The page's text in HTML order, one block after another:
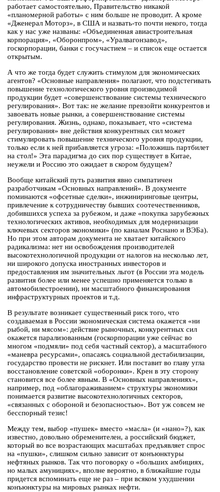
работает самостоятельно, Правительство никакой
«планомерной работы» с ним больше не проводит. А кроме
«Дженерал Моторз», в США и назвать-то почти некого, тогда
как у нас уже названы: «Объединенная авиастроительная
корпорация», «Оборонпром», «Уралвагонзавод»,
госкорпорации, банки с госучастием – и список еще остается
открытым.
А что же тогда будет служить стимулом для экономических
агентов? «Основные направления» полагают, что подстегивать
повышение технологического уровня производимой
продукции будет «совершенствование системы технического
регулирования». Вот так: не желание превзойти конкурентов и
завоевать новые рынки, а совершенствование системы
регулирования. Жизнь, однако, показывает, что «система
регулирования» вне действия конкурентных сил может
стимулировать повышение технического уровня продукции,
только если к ней прибавляется угроза: «Положишь партбилет
на стол!» Эта парадигма до сих пор существует в Китае,
неужели и Россию это ожидает в скором будущем?
Вообще китайский путь развития явно симпатичен
разработчикам «Основных направлений». В документе
поминаются «офсетные сделки», инжиниринговые центры,
привлечение к сотрудничеству бывших соотечественников,
добившихся успеха за рубежом, и даже «покупка зарубежных
технологических активов, необходимых для модернизации
ключевых секторов экономики» (по каналам Роснано и ВЭБа).
Но при этом авторам документа не хватает китайского
радикализма: нет ни освобождения производителей
высокотехнологичной продукции от налогов на несколько лет,
ни широкого допуска иностранных инвесторов и
предоставления им значительных льгот (в России эта модель
развития более или менее успешно применяется только в
автомобилестроении), ни масштабного финансирования
инфраструктурных проектов и т.д.
В результате возникает существенный риск того, что
создаваемая в России экономическая система окажется «ни
рыбой, ни мясом»: действие рыночных, конкурентных сил
окажется парализованным (госкорпорации уже сейчас во
многом «подмяли» под себя частный сектор), а масштабного
«маневра ресурсами», опасаясь социальной дестабилизации,
государство провести не рискнет. Или поставит во главу угла
восстановление советской «оборонки». Крен в эту сторону
становится все более явным. В «Основных направлениях»,
например, под «облагораживанием» структуры экономики
понимается развитие высокотехнологичных секторов,
«связанных с обороной и безопасностью». Вот уж совсем не
бесспорный тезис!
Между тем, выбор «пушек» вместо «масла» (и «нано»?), как
известно, довольно обременителен, а российский бюджет,
который во все возрастающих масштабах предъявляет спрос
на «пушки», слишком сильно зависит от конъюнктуры
нефтяных рынков. Так что поговорку о «больших амбициях,
но малых амунициях», вполне вероятно, в ближайшие годы
придется вспоминать еще не раз – при всяком ухудшении
конъюнктуры на мировых рынках нефти.